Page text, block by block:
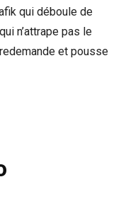
qui déboule de
n’attrape pas le
et pousse